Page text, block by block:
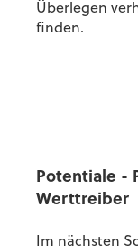
Überlegen
finden.
Potentiale -
Werttreiber
Im nächsten